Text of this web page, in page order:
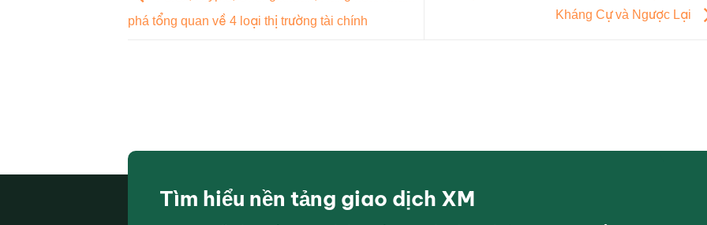
phá tổng quan về 4 loại thị trường tài chính
Kháng Cự và Ngược Lại
Tìm hiểu nền tảng giao dịch XM